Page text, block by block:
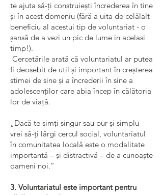
te ajuta să-ți construiești încrederea în tine
și în acest domeniu (fără a uita de celălalt
beneficiu al acestui tip de voluntariat - o
șansă de a vezi un pic de lume in acelasi
timp!).
Cercetările arată că voluntariatul ar putea
fi deosebit de util și important în creșterea
stimei de sine și a încrederii în sine a
adolescenților care abia încep în călătoria
lor de viață.
„Dacă te simți singur sau pur și simplu
vrei să-ți lărgi cercul social, voluntariatul
în comunitatea locală este o modalitate
importantă – și distractivă – de a cunoaște
oameni noi.”
3. Voluntariatul este important pentru